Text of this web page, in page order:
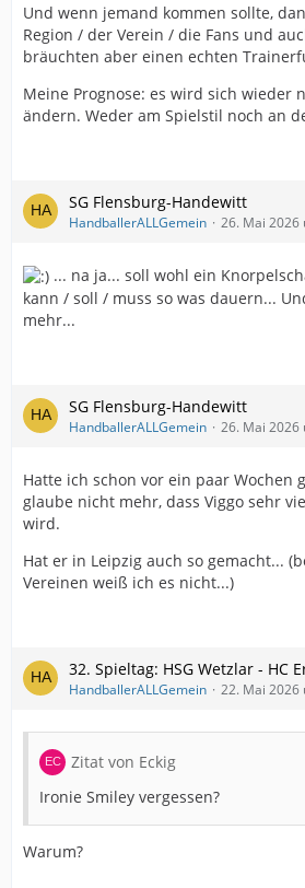
Und wenn jemand kommen sollte,
Region / der Verein / die Fans und
bräuchten aber einen echten
Meine Prognose: es wird sich wieder
ändern. Weder am Spielstil noch an
SG Flensburg-Handewitt
HandballerALLGemein 26. Mai 2026
... na ja... soll wohl ein
kann / soll / muss so was dauern...
mehr...
SG Flensburg-Handewitt
HandballerALLGemein 26. Mai 2026
Hatte ich schon vor ein paar Wochen
glaube nicht mehr, dass Viggo sehr
wird.
Hat er in Leipzig auch so gemacht...
Vereinen weiß ich es nicht...)
32. Spieltag: HSG Wetzlar - HC
HandballerALLGemein 22. Mai 2026
Zitat von Eckig
Ironie Smiley vergessen?
Warum?